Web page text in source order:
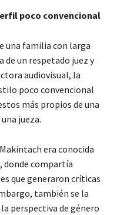
poco convencional
una familia con larga
un respetado juez y
audiovisual, la
poco convencional
más propios de una
jueza.
era conocida
donde compartía
que generaron críticas
también se la
perspectiva de género